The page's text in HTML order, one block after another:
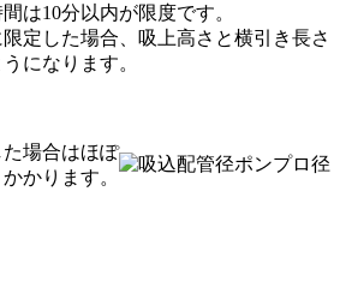
は10分以内が限度です。
定した場合、吸上高さと横引き長さ
になります。
場合はほぽ
かります。